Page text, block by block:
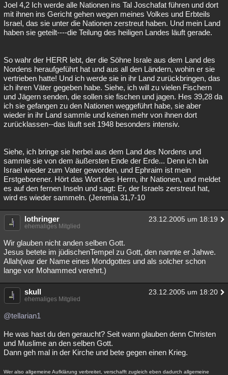
Joel 4,2 Ich werde alle Nationen ins Tal Joschafat führen und dort
mit ihnen ins Gericht gehen wegen meines Volkes und Erbteils
Israel, das sie unter die Nationen zerstreut haben. Und mein Land
haben sie geteilt----die Teilung des heiligen Landes läuft gerade.
So wahr der HERR lebt, der die Söhne Israle aus dem Land des
Nordens heraufgeführt hat und aus all den Ländern, wohin er sie
vertrieben hatte! Und ich werde sie in ihr Land zurückbringen, das
ich ihren Väter gegeben habe. Siehe, ich will zu vielen Fischern
und Jägern senden, die sollen sie fischen und jagen. Hes 39,28 da
ich sie gefangen zu den Nationen weggeführt habe, sie aber
wieder in ihr Land sammle und keinen mehr von ihnen dort
zurücklassen--das läuft seit 1948 besonders intensiv.
Siehe, ich bringe sie herbei aus dem Land des Nordens und
sammle sie von dem äußersten Ende der Erde... Denn ich bin
Israel wieder zum Vater geworden, und Ephraim ist mein
Erstgeborener. Hört das Wort des Herrn, ihr Nationen, und meldet
es auf den fernen Inseln und sagt: Er, der Israels zerstreut hat,
wird es wieder sammeln. (Jeremia 31,7-10
lothringer 23.12.2005 um 18:19
ehemaliges Mitglied
Wir glauben nicht anden selben Gott.
Jesus betete im jüdischenTempel zu Gott, den nannte er Jahwe.
Allah(war der Name eines Mondgottes und als solcher schon
lange vor Mohammed verehrt.)
skull 23.12.2005 um 18:20
ehemaliges Mitglied
@tellarian1
He was hast du den geraucht? Seit wann glauben denn Christen
und Muslime an den selben Gott.
Dann geh mal in der Kirche und bete gegen einen Krieg.
Wer also allgemeine Aufklärung verbreitet, verschafft zugleich eben dadurch allgemeine